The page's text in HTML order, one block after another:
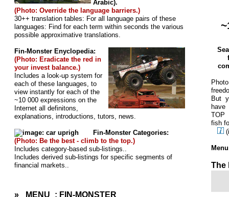
Arabic).
(Photo: Override the language barriers.)
30++ translation tables: For all language pairs of these
languages: Find for each term within seconds the various
possible approximative translations.
Fin-Monster Enyclopedia:
(Photo: Eradicate the red in
your invest balance.)
Includes a look-up system for
each of these languages, to
view instantly for each of the
~10 000 expressions on the
Internet all definitons,
explanations, introductions, tutors, news.
Fin-Monster Categories:
(Photo: Be the best - climb to the top.)
Includes category-based sub-listings..
Includes derived sub-listings for specific segments of
financial markets..
» _MENU_: FIN-MONSTER
But
TOP
fish
The